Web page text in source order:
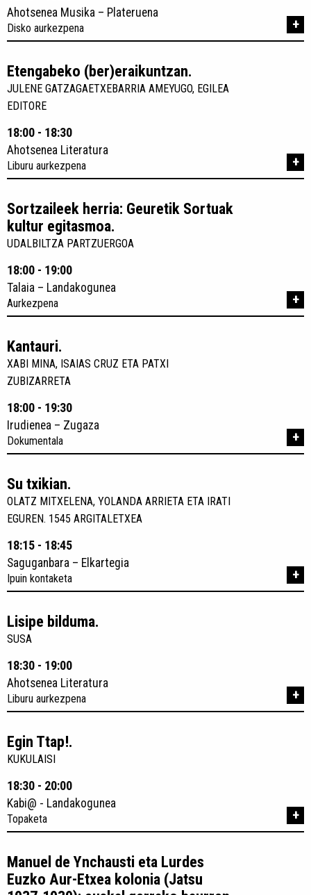
Ahotsenea Musika – Plateruena
Disko aurkezpena +
Etengabeko (ber)eraikuntzan.
JULENE GATZAGAETXEBARRIA AMEYUGO, EGILEA
EDITORE
18:00 - 18:30
Ahotsenea Literatura
Liburu aurkezpena +
Sortzaileek herria: Geuretik Sortuak
kultur egitasmoa.
UDALBILTZA PARTZUERGOA
18:00 - 19:00
Talaia – Landakogunea
Aurkezpena +
Kantauri.
XABI MINA, ISAIAS CRUZ ETA PATXI
ZUBIZARRETA
18:00 - 19:30
Irudienea – Zugaza
Dokumentala +
Su txikian.
OLATZ MITXELENA, YOLANDA ARRIETA ETA IRATI
EGUREN. 1545 ARGITALETXEA
18:15 - 18:45
Saguganbara – Elkartegia
Ipuin kontaketa +
Lisipe bilduma.
SUSA
18:30 - 19:00
Ahotsenea Literatura
Liburu aurkezpena +
Egin Ttap!.
KUKULAISI
18:30 - 20:00
Kabi@ - Landakogunea
Topaketa +
Manuel de Ynchausti eta Lurdes
Euzko Aur-Etxea kolonia (Jatsu